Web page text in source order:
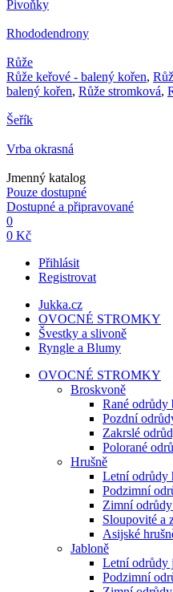
Pivoňky
Rhododendrony
Růže
Růže keřové - balený kořen,
balený kořen, Růže stromková,
Šeřík
Vrba okrasná
Jmenný katalog
Pouze dostupné
Dostupné a připravované
0
0 Kč
Přihlásit
Registrovat
Jukka.cz
OVOCNÉ STROMKY
Švestky a slivoně
Ryngle a Blumy
OVOCNÉ STROMKY
Broskvoně
Rané odrůdy
Pozdní
Zakrslé
Polorané
Hrušně
Letní odrůdy
Podzimní
Zimní
Sloupovité a
Asijské
Jabloně
Letní odrůdy
Podzimní